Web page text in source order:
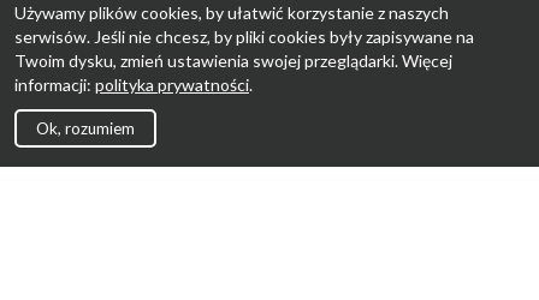
Używamy plików cookies, by ułatwić korzystanie z naszych
serwisów. Jeśli nie chcesz, by pliki cookies były zapisywane na
Twoim dysku, zmień ustawienia swojej przeglądarki. Więcej
informacji: polityka prywatności.
Ok, rozumiem